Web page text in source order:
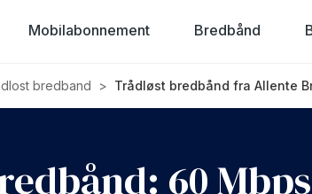
Mobilabonnement Bredbånd
bredband > Trådløst bredbånd fra Allente
60